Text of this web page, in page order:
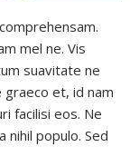
mel ne. Vis
suavitate ne
graeco et, id nam
facilisi eos. Ne
nihil populo. Sed